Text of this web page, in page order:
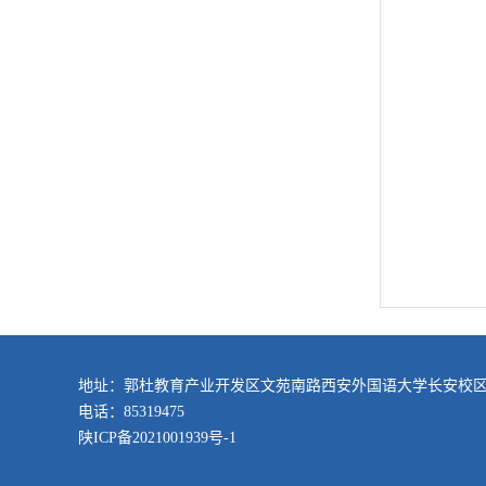
地址：郭杜教育产业开发区文苑南路西安外国语大学长安校
电话：85319475
陕ICP备2021001939号-1